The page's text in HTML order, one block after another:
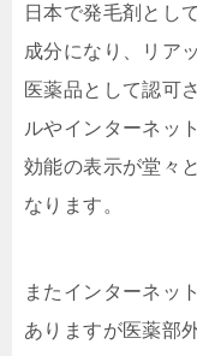
日本で発毛剤とし
成分になり、リア
医薬品として認可
ルやインターネッ
効能の表示が堂々
なります。
またインターネッ
ありますが医薬部